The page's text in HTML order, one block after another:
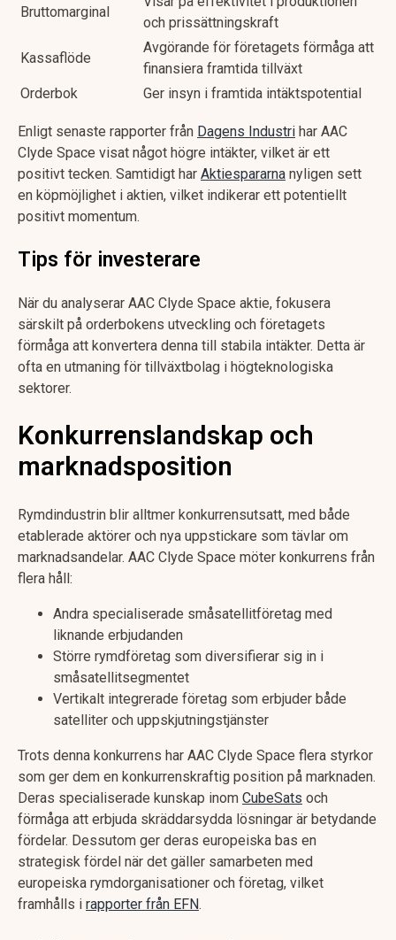
Bruttomarginal
och prissättningskraft
Kassaflöde
Avgörande för företagets förmåga att
finansiera framtida tillväxt
Orderbok
Ger insyn i framtida intäktspotential
Enligt senaste rapporter från Dagens Industri har AAC
Clyde Space visat något högre intäkter, vilket är ett
positivt tecken. Samtidigt har Aktiespararna nyligen sett
en köpmöjlighet i aktien, vilket indikerar ett potentiellt
positivt momentum.
Tips för investerare
När du analyserar AAC Clyde Space aktie, fokusera
särskilt på orderbokens utveckling och företagets
förmåga att konvertera denna till stabila intäkter. Detta är
ofta en utmaning för tillväxtbolag i högteknologiska
sektorer.
Konkurrenslandskap och
marknadsposition
Rymdindustrin blir alltmer konkurrensutsatt, med både
etablerade aktörer och nya uppstickare som tävlar om
marknadsandelar. AAC Clyde Space möter konkurrens från
flera håll:
Andra specialiserade småsatellitföretag med
liknande erbjudanden
Större rymdföretag som diversifierar sig in i
småsatellitsegmentet
Vertikalt integrerade företag som erbjuder både
satelliter och uppskjutningstjänster
Trots denna konkurrens har AAC Clyde Space flera styrkor
som ger dem en konkurrenskraftig position på marknaden.
Deras specialiserade kunskap inom CubeSats och
förmåga att erbjuda skräddarsydda lösningar är betydande
fördelar. Dessutom ger deras europeiska bas en
strategisk fördel när det gäller samarbeten med
europeiska rymdorganisationer och företag, vilket
framhålls i rapporter från EFN.